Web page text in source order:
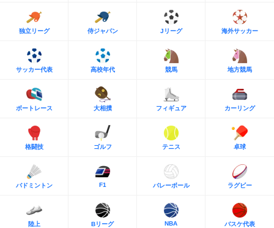
独立リーグ 侍ジャパン Jリーグ 海外サッカー
サッカー代表 高校年代 競馬 地方競馬
ボートレース 大相撲 フィギュア カーリング
格闘技 ゴルフ テニス 卓球
バドミントン F1 バレーボール ラグビー
陸上 Bリーグ NBA バスケ代表